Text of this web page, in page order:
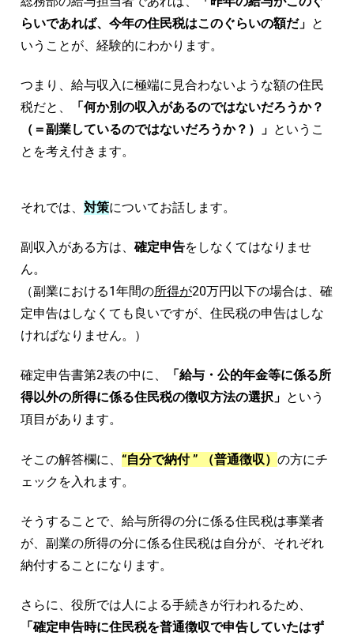
らいであれば、今年の住民税はこのぐらいの額だ」 と
いうことが、経験的にわかります。
つまり、給与収入に極端に見合わないような額の住民
税だと、
「何か別の収入があるのではないだろうか？
（＝副業しているのではないだろうか？）」 というこ
とを考え付きます。
それでは、 対策についてお話します。
副収入がある方は、 確定申告をしなくてはなりませ
ん。
（副業における1年間の所得が20万円以下の場合は、確
定申告はしなくても良いですが、住民税の申告はしな
ければなりません。）
確定申告書第2表の中に、
「給与・公的年金等に係る所
得以外の所得に係る住民税の徴収方法の選択」 という
項目があります。
そこの解答欄に、 “自分で納付 ” （普通徴収） の方にチ
ェックを入れます。
そうすることで、給与所得の分に係る住民税は事業者
が、副業の所得の分に係る住民税は自分が、それぞれ
納付することになります。
さらに、役所では人による手続きが行われるため、
「確定申告時に住民税を普通徴収で申告していたはず